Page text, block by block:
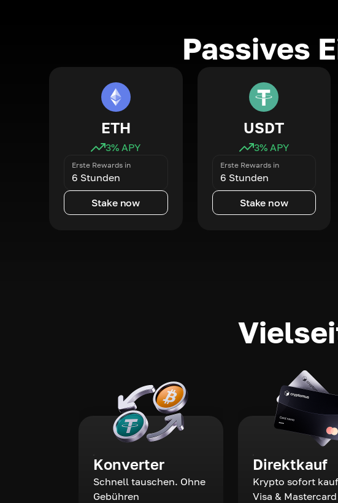
Passives
ETH
3% APY
Erste Rewards in
6 Stunden
Stake now
USDT
3% APY
Erste Rewards in
6 Stunden
Stake now
Konverter
Schnell tauschen. Ohne
Gebühren
Direktkauf
Krypto sofort
Visa & Mastercard